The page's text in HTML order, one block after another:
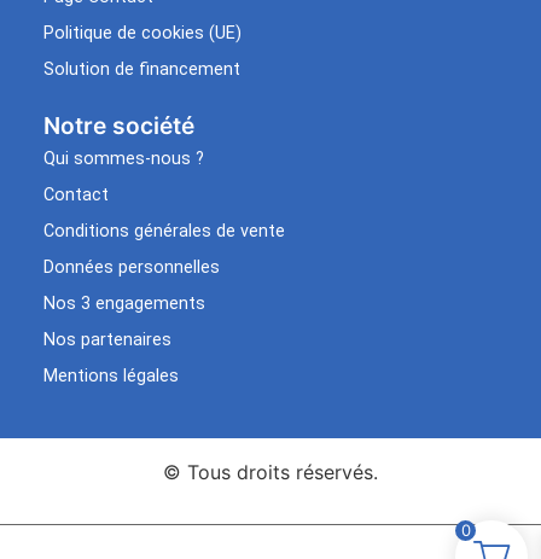
Politique de cookies (UE)
Solution de financement
Notre société
Qui sommes-nous ?
Contact
Conditions générales de vente
Données personnelles
Nos 3 engagements
Nos partenaires
Mentions légales
© Tous droits réservés.
0